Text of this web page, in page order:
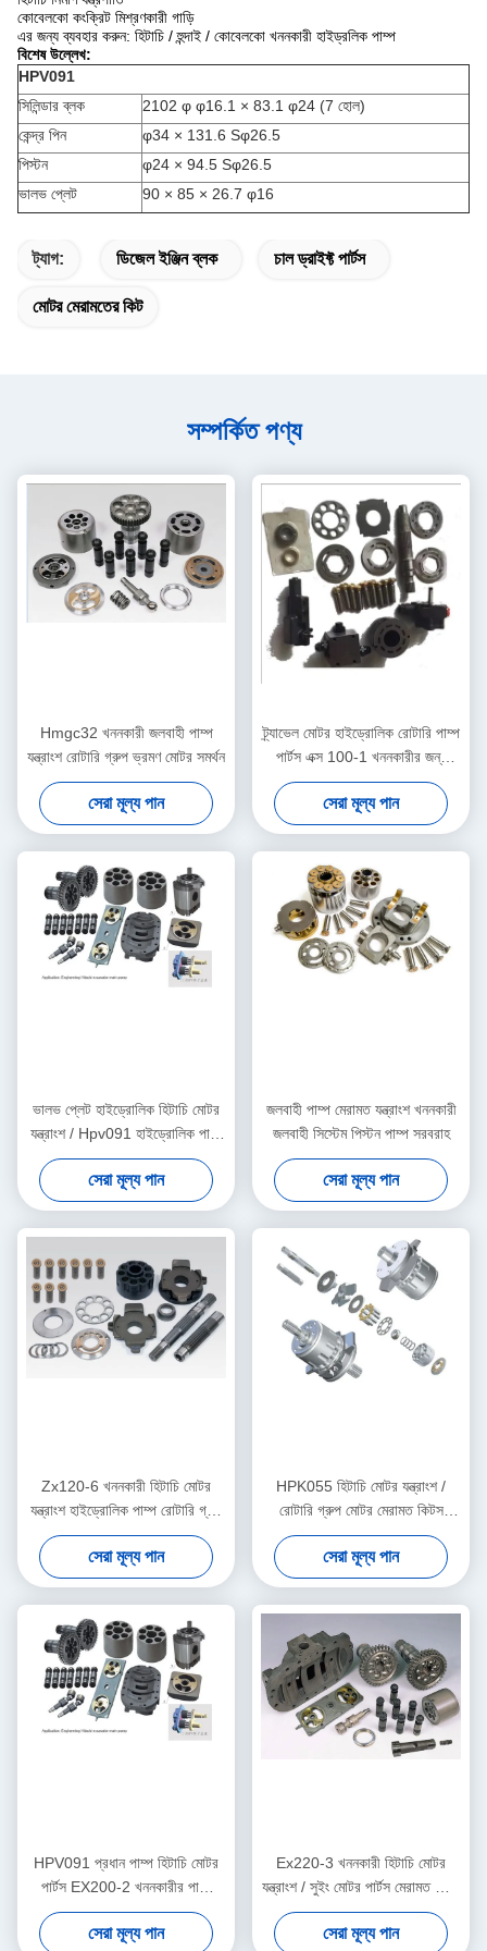
কোবেলকো কংক্রিট মিশ্রণকারী গাড়ি
এর জন্য ব্যবহার করুন: হিটাচি / হুন্দাই / কোবেলকো খননকারী হাইড্রলিক পাম্প
বিশেষ উল্লেখ:
HPV091
সিলিন্ডার ব্লক
2102 φ φ16.1 × 83.1 φ24 (7 হোল)
কেন্দ্র পিন
φ34 × 131.6 Sφ26.5
পিস্টন
φ24 × 94.5 Sφ26.5
ভালভ প্লেট
90 × 85 × 26.7 φ16
ট্যাগ: ডিজেল ইঞ্জিন ব্লক চাল ড্রাইফ্ট পার্টস
মোটর মেরামতের কিট
সম্পর্কিত পণ্য
Hmgc32 খননকারী জলবাহী পাম্প
যন্ত্রাংশ রোটারি গ্রুপ ভ্রমণ মোটর সমর্থন
সেরা মূল্য পান
ট্র্যাভেল মোটর হাইড্রোলিক রোটারি পাম্প
পার্টস এক্স 100-1 খননকারীর জন্য
এইচএমজিসি 16 100
সেরা মূল্য পান
ভালভ প্লেট হাইড্রোলিক হিটাচি মোটর
যন্ত্রাংশ / Hpv091 হাইড্রোলিক পাম্প
মোটর যন্ত্রাংশ
সেরা মূল্য পান
জলবাহী পাম্প মেরামত যন্ত্রাংশ খননকারী
জলবাহী সিস্টেম পিস্টন পাম্প সরবরাহ
সেরা মূল্য পান
Zx120-6 খননকারী হিটাচি মোটর
যন্ত্রাংশ হাইড্রোলিক পাম্প রোটারি গ্রুপ
Hpk055
সেরা মূল্য পান
HPK055 হিটাচি মোটর যন্ত্রাংশ /
রোটারি গ্রুপ মোটর মেরামত কিটস
প্রতিস্থাপন
সেরা মূল্য পান
HPV091 প্রধান পাম্প হিটাচি মোটর
পার্টস EX200-2 খননকারীর পাম্প
মেরামত Repair
সেরা মূল্য পান
Ex220-3 খননকারী হিটাচি মোটর
যন্ত্রাংশ / সুইং মোটর পার্টস মেরামত কিটস
Hpv091
সেরা মূল্য পান